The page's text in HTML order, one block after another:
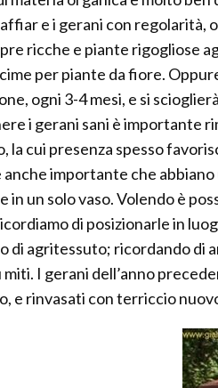
e i gerani con regolarità,
ricche e piante rigogliose
per piante da fiore.
ogni 3-4 mesi, e si
i gerani sani è importante
la cui presenza spesso
importante che
in un solo vaso. Volendo è
di posizionarle in
di agritessuto; ricordando
I gerani dell’anno
e rinvasati con terriccio